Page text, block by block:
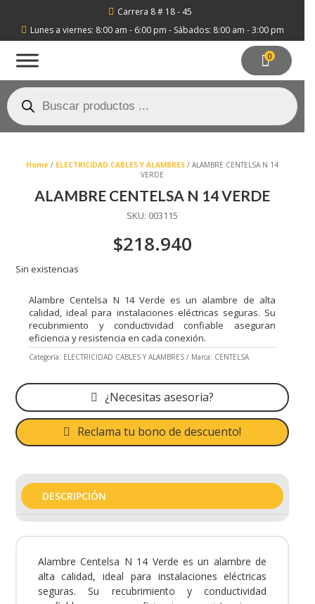
 Carrera 8 # 18 - 45
 Lunes a viernes: 8:00 am - 6:00 pm - Sábados: 8:00 am - 3:00 pm
0
Búsqueda
de
productos
Home / ELECTRICIDAD CABLES Y ALAMBRES / ALAMBRE CENTELSA N 14
VERDE
ALAMBRE CENTELSA N 14 VERDE
SKU: 003115
$218.940
Sin existencias
Alambre Centelsa N 14 Verde es un alambre de alta
calidad, ideal para instalaciones eléctricas seguras. Su
recubrimiento y conductividad confiable aseguran
eficiencia y resistencia en cada conexión.
Categoría: ELECTRICIDAD CABLES Y ALAMBRES Marca: CENTELSA
¿Necesitas asesoria?
Reclama tu bono de descuento!
DESCRIPCIÓN
Alambre Centelsa N 14 Verde es un alambre de
alta calidad, ideal para instalaciones eléctricas
seguras. Su recubrimiento y conductividad
Enviar